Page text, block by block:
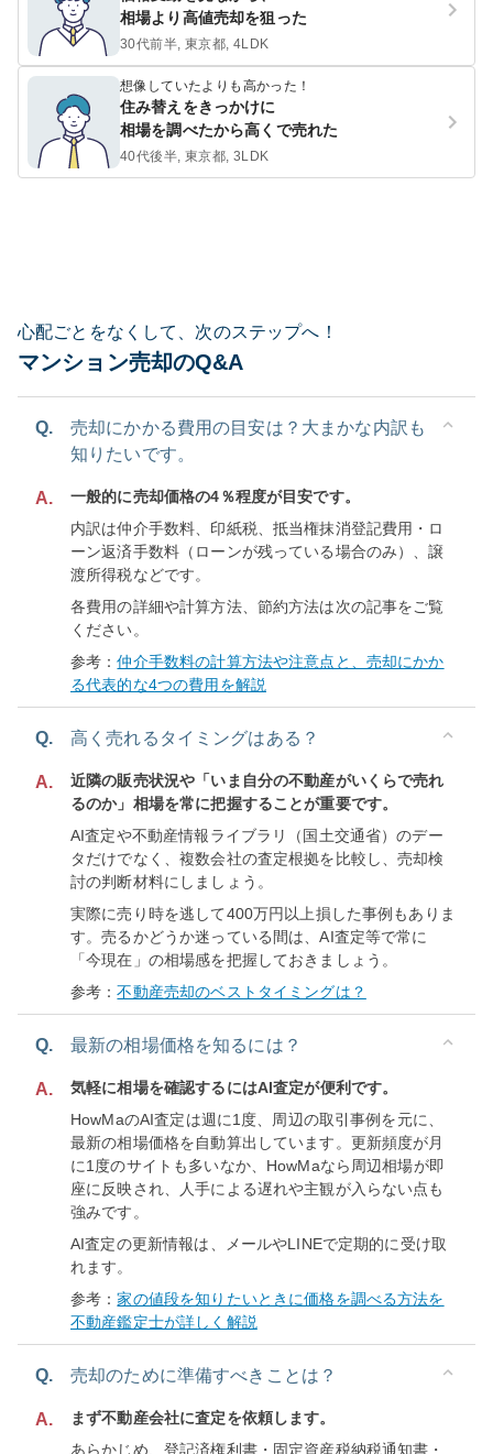
相場より高値売却を狙った
30代前半, 東京都, 4LDK
想像していたよりも高かった！
住み替えをきっかけに
相場を調べたから高くで売れた
40代後半, 東京都, 3LDK
心配ごとをなくして、次のステップへ！
マンション売却のQ&A
Q.
売却にかかる費用の目安は？大まかな内訳も
知りたいです。
A.
一般的に売却価格の4％程度が目安です。
内訳は仲介手数料、印紙税、抵当権抹消登記費用・ロ
ーン返済手数料（ローンが残っている場合のみ）、譲
渡所得税などです。
各費用の詳細や計算方法、節約方法は次の記事をご覧
ください。
参考：仲介手数料の計算方法や注意点と、売却にかか
る代表的な4つの費用を解説
Q. 高く売れるタイミングはある？
A.
近隣の販売状況や「いま自分の不動産がいくらで売れ
るのか」相場を常に把握することが重要です。
AI査定や不動産情報ライブラリ（国土交通省）のデー
タだけでなく、複数会社の査定根拠を比較し、売却検
討の判断材料にしましょう。
実際に売り時を逃して400万円以上損した事例もありま
す。売るかどうか迷っている間は、AI査定等で常に
「今現在」の相場感を把握しておきましょう。
参考：不動産売却のベストタイミングは？
Q. 最新の相場価格を知るには？
A.
気軽に相場を確認するにはAI査定が便利です。
HowMaのAI査定は週に1度、周辺の取引事例を元に、
最新の相場価格を自動算出しています。更新頻度が月
に1度のサイトも多いなか、HowMaなら周辺相場が即
座に反映され、人手による遅れや主観が入らない点も
強みです。
AI査定の更新情報は、メールやLINEで定期的に受け取
れます。
参考：家の値段を知りたいときに価格を調べる方法を
不動産鑑定士が詳しく解説
Q. 売却のために準備すべきことは？
A.
まず不動産会社に査定を依頼します。
あらかじめ、登記済権利書・固定資産税納税通知書・